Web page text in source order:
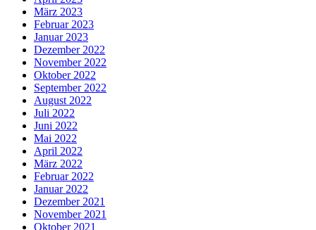
März 2023
Februar 2023
Januar 2023
Dezember 2022
November 2022
Oktober 2022
September 2022
August 2022
Juli 2022
Juni 2022
Mai 2022
April 2022
März 2022
Februar 2022
Januar 2022
Dezember 2021
November 2021
Oktober 2021